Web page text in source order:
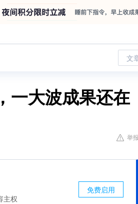
文
一大波成果还在
举报
主权
免费启用